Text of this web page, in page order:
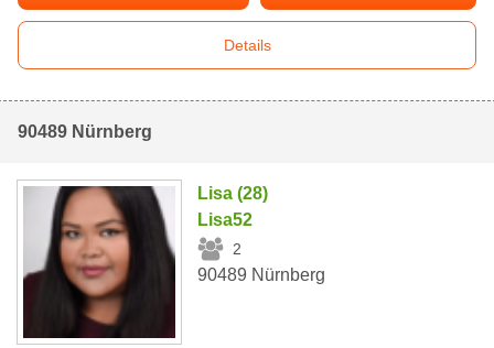
Details
90489 Nürnberg
Lisa (28)
Lisa52
2
90489 Nürnberg